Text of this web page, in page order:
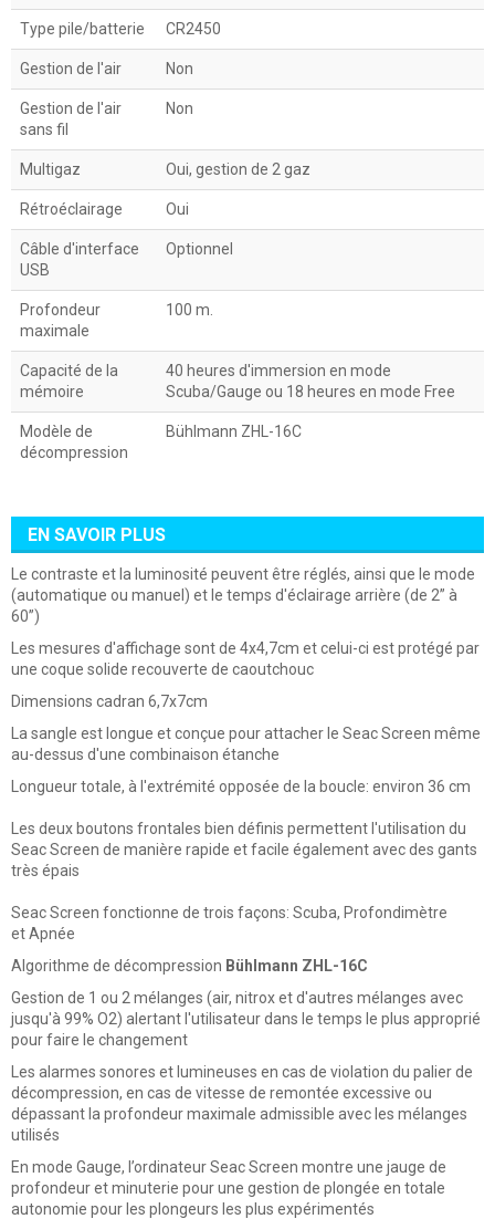
Type pile/batterie CR2450
Gestion de l'air Non
Gestion de l'air
sans fil
Non
Multigaz Oui, gestion de 2 gaz
Rétroéclairage Oui
Câble d'interface
USB
Optionnel
Profondeur
maximale
100 m.
Capacité de la
mémoire
40 heures d'immersion en mode
Scuba/Gauge ou 18 heures en mode Free
Modèle de
décompression
Bühlmann ZHL-16C
EN SAVOIR PLUS
Le contraste et la luminosité peuvent être réglés, ainsi que le mode
(automatique ou manuel) et le temps d'éclairage arrière (de 2” à
60”)
Les mesures d'affichage sont de 4x4,7cm et celui-ci est protégé par
une coque solide recouverte de caoutchouc
Dimensions cadran 6,7x7cm
La sangle est longue et conçue pour attacher le Seac Screen même
au-dessus d'une combinaison étanche
Longueur totale, à l'extrémité opposée de la boucle: environ 36 cm
Les deux boutons frontales bien définis permettent l'utilisation du
Seac Screen de manière rapide et facile également avec des gants
très épais
Seac Screen fonctionne de trois façons: Scuba, Profondimètre
et Apnée
Algorithme de décompression Bühlmann ZHL-16C
Gestion de 1 ou 2 mélanges (air, nitrox et d'autres mélanges avec
jusqu'à 99% O2) alertant l'utilisateur dans le temps le plus approprié
pour faire le changement
Les alarmes sonores et lumineuses en cas de violation du palier de
décompression, en cas de vitesse de remontée excessive ou
dépassant la profondeur maximale admissible avec les mélanges
utilisés
En mode Gauge, l’ordinateur Seac Screen montre une jauge de
profondeur et minuterie pour une gestion de plongée en totale
autonomie pour les plongeurs les plus expérimentés